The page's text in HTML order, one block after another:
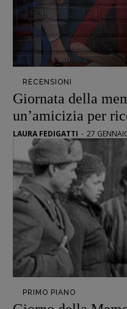
Libro & Film
Pulp for kids
Opera prima
DOSSIER
12 dicembre
Blade Runner
Editoria
Intelligenza
Maestri
Pasolini 1922-
Psichedelia
Scienza
Stranimondi
Tornare a
Valerio
Vampirismi
RECENSIONI
Giornata della
un’amicizia per
LAURA FEDIGATTI - 27
PRIMO PIANO